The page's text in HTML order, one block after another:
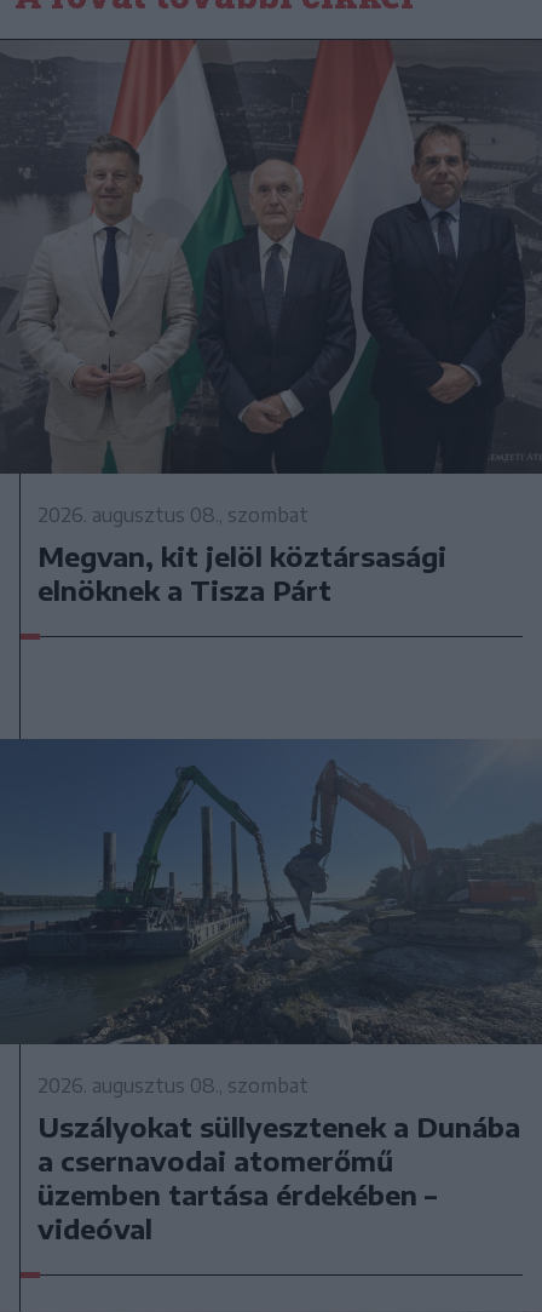
2026. augusztus 08., szombat
Megvan, kit jelöl köztársasági
elnöknek a Tisza Párt
2026. augusztus 08., szombat
Uszályokat süllyesztenek a Dunába
a csernavodai atomerőmű
üzemben tartása érdekében –
videóval